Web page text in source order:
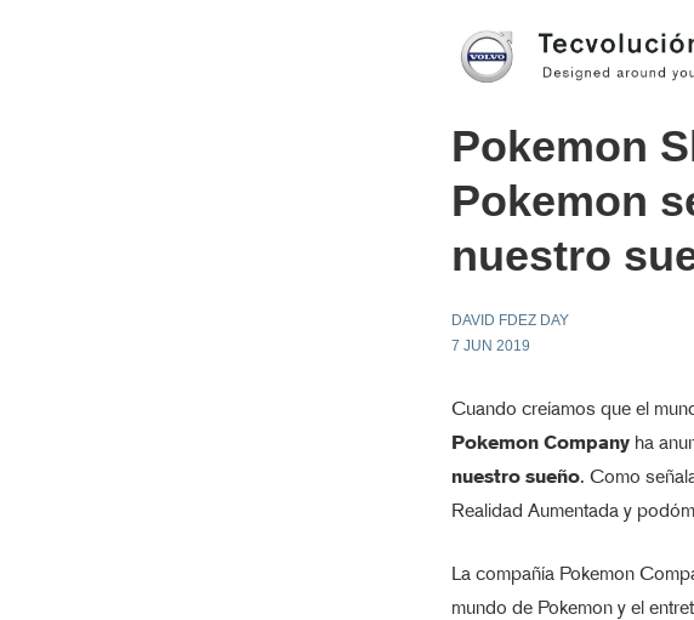
Pokemon
Pokemon
nuestro
DAVID FDEZ DAY
7 JUN 2019
Cuando creíamos que el
Pokemon Company ha
nuestro sueño. Como
Realidad Aumentada y
La compañía Pokemon
mundo de Pokemon y el